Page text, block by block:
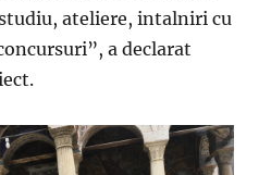
ateliere, intalniri cu
a declarat